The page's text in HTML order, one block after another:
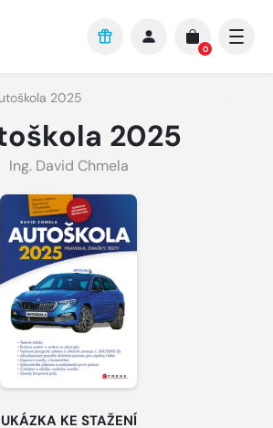
0
2025
2025
Ing. David Chmela
UKÁZKA KE STAŽENÍ